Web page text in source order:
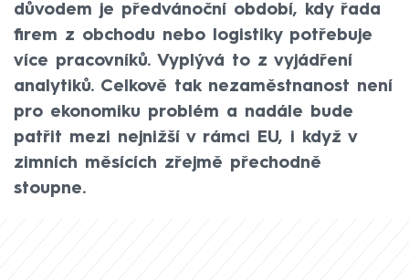
důvodem je předvánoční období, kdy řada
firem z obchodu nebo logistiky potřebuje
více pracovníků. Vyplývá to z vyjádření
analytiků. Celkově tak nezaměstnanost není
pro ekonomiku problém a nadále bude
patřit mezi nejnižší v rámci EU, i když v
zimních měsících zřejmě přechodně
stoupne.